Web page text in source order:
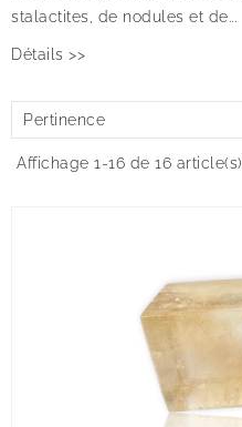
stalactites, de nodules et de...
Détails >>
Pertinence
Affichage 1-16 de 16 article(s)